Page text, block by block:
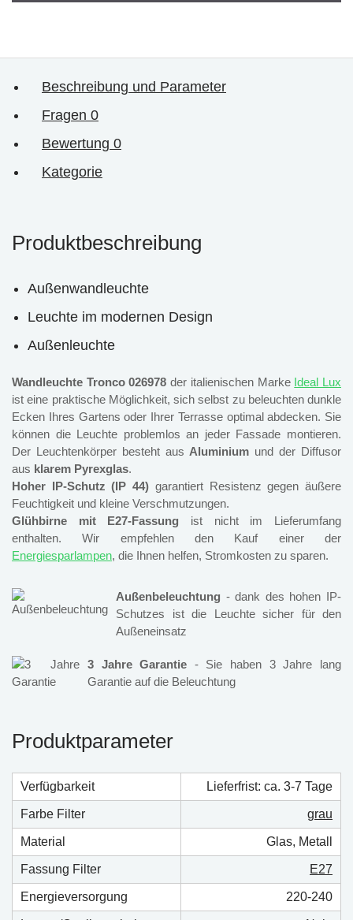
Beschreibung und Parameter
Fragen 0
Bewertung 0
Kategorie
Produktbeschreibung
Außenwandleuchte
Leuchte im modernen Design
Außenleuchte
Wandleuchte Tronco 026978 der italienischen Marke Ideal Lux
ist eine praktische Möglichkeit, sich selbst zu beleuchten dunkle
Ecken Ihres Gartens oder Ihrer Terrasse optimal abdecken. Sie
können die Leuchte problemlos an jeder Fassade montieren.
Der Leuchtenkörper besteht aus Aluminium und der Diffusor
aus klarem Pyrexglas.
Hoher IP-Schutz (IP 44) garantiert Resistenz gegen äußere
Feuchtigkeit und kleine Verschmutzungen.
Glühbirne mit E27-Fassung ist nicht im Lieferumfang
enthalten. Wir empfehlen den Kauf einer der
Energiesparlampen, die Ihnen helfen, Stromkosten zu sparen.
Außenbeleuchtung - dank des hohen IP-
Schutzes ist die Leuchte sicher für den
Außeneinsatz
3 Jahre Garantie - Sie haben 3 Jahre lang
Garantie auf die Beleuchtung
Produktparameter
Verfügbarkeit Lieferfrist: ca. 3-7 Tage
Farbe Filter grau
Material Glas, Metall
Fassung Filter E27
Energieversorgung 220-240